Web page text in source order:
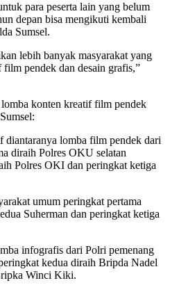
para peserta lain yang belum
depan bisa mengikuti kembali
Sumsel.
lebih banyak masyarakat yang
pendek dan desain grafis,”
konten kreatif film pendek
diantaranya lomba film pendek dari
diraih Polres OKU selatan
Polres OKI dan peringkat ketiga
umum peringkat pertama
Suherman dan peringkat ketiga
infografis dari Polri pemenang
kedua diraih Bripda Nadel
Winci Kiki.